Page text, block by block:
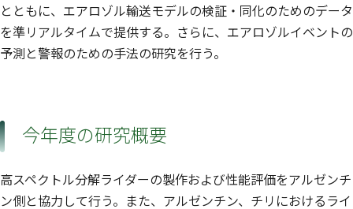
とともに、エアロゾル輸送モデルの検証・同化のためのデータ
を準リアルタイムで提供する。さらに、エアロゾルイベントの
予測と警報のための手法の研究を行う。
今年度の研究概要
高スペクトル分解ライダーの製作および性能評価をアルゼンチ
ン側と協力して行う。また、アルゼンチン、チリにおけるライ